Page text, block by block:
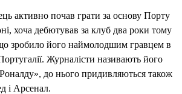
активно почав грати за основу Порту
хоча дебютував за клуб два роки тому
зробило його наймолодшим гравцем в
Журналісти називають його
до нього придивляються також
і Арсенал.